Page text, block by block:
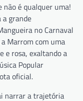
não é qualquer uma!
a grande
no Carnaval
Marrom com uma
e rosa, exaltando a
Popular
oficial.
narrar a trajetória